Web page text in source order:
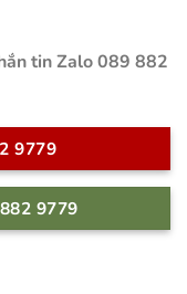
tin Zalo 089 882
9779
9779